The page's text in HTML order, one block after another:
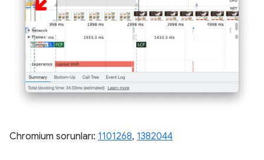
Chromium sorunları: 1101268, 1382044